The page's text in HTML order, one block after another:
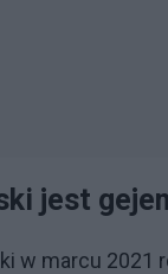
jest
w marcu 2021